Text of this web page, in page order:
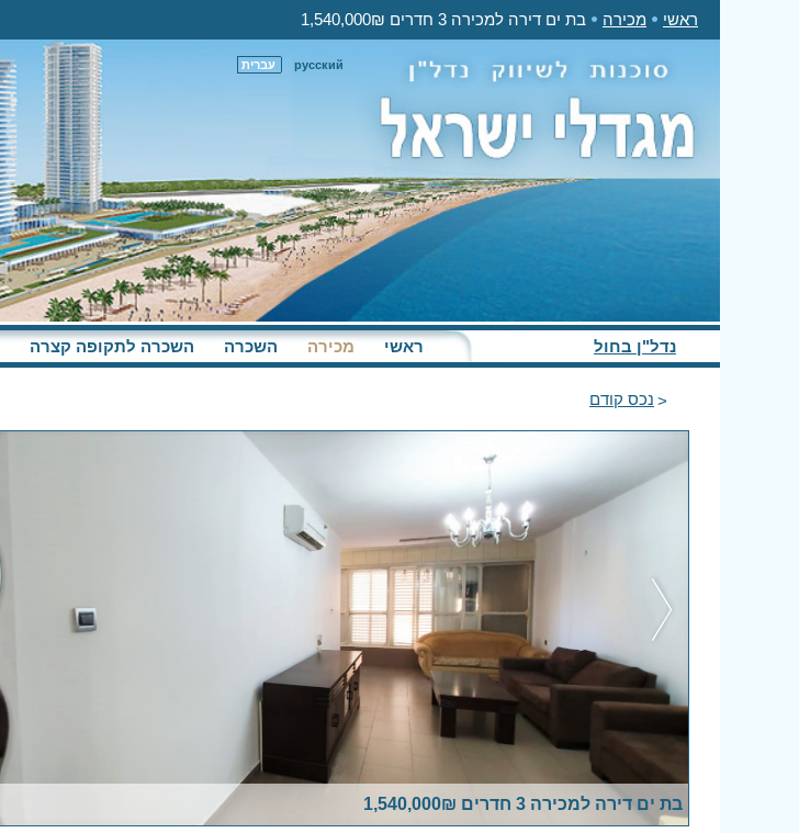
ראשי מכירה בת ים דירה למכירה 3 חדרים 1,540,000₪
עברית русский
נדל"ן בחול ראשי מכירה השכרה השכרה לתקופה קצרה
נכס קודם
בת ים דירה למכירה 3 חדרים 1,540,000₪